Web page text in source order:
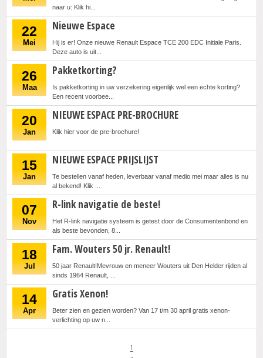
naar u: Klik hi...
22
Mei
Nieuwe Espace
Hij is er! Onze nieuwe Renault Espace TCE 200 EDC Initiale Paris.
Deze auto is uit...
26
Maa
Pakketkorting?
Is pakketkorting in uw verzekering eigenlijk wel een echte korting?
Een recent voorbee...
20
Jan
NIEUWE ESPACE PRE-BROCHURE
Klik hier voor de pre-brochure!
15
Jan
NIEUWE ESPACE PRIJSLIJST
Te bestellen vanaf heden, leverbaar vanaf medio mei maar alles is nu
al bekend! Klik ...
07
Nov
R-link navigatie de beste!
Het R-link navigatie systeem is getest door de Consumentenbond en
als beste bevonden, 8...
18
Jul
Fam. Wouters 50 jr. Renault!
50 jaar Renault!Mevrouw en meneer Wouters uit Den Helder rijden al
sinds 1964 Renault, ...
14
Apr
Gratis Xenon!
Beter zien en gezien worden? Van 17 t/m 30 april gratis xenon-
verlichting op uw n...
1